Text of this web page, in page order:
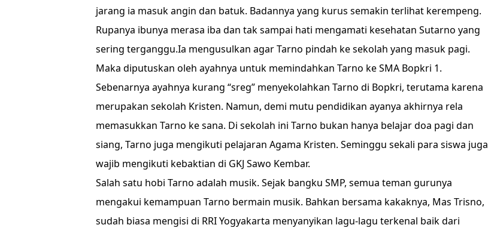
jarang ia masuk angin dan batuk. Badannya yang kurus semakin terlihat kerempeng.
Rupanya ibunya merasa iba dan tak sampai hati mengamati kesehatan Sutarno yang
sering terganggu.Ia mengusulkan agar Tarno pindah ke sekolah yang masuk pagi.
Maka diputuskan oleh ayahnya untuk memindahkan Tarno ke SMA Bopkri 1.
Sebenarnya ayahnya kurang “sreg” menyekolahkan Tarno di Bopkri, terutama karena
merupakan sekolah Kristen. Namun, demi mutu pendidikan ayanya akhirnya rela
memasukkan Tarno ke sana. Di sekolah ini Tarno bukan hanya belajar doa pagi dan
siang, Tarno juga mengikuti pelajaran Agama Kristen. Seminggu sekali para siswa juga
wajib mengikuti kebaktian di GKJ Sawo Kembar.
Salah satu hobi Tarno adalah musik. Sejak bangku SMP, semua teman gurunya
mengakui kemampuan Tarno bermain musik. Bahkan bersama kakaknya, Mas Trisno,
sudah biasa mengisi di RRI Yogyakarta menyanyikan lagu-lagu terkenal baik dari